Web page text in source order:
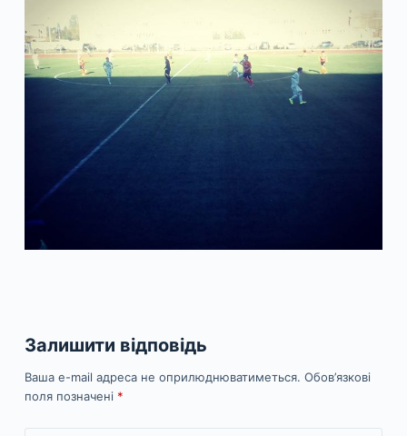
Залишити відповідь
Ваша e-mail адреса не оприлюднюватиметься. Обов’язкові
поля позначені *